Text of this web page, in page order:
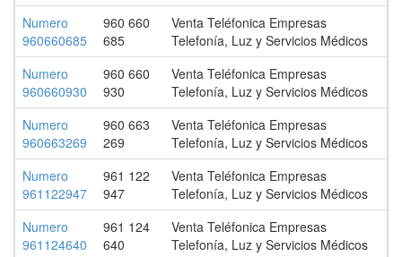
Numero
960660685
960 660
685
Venta Teléfonica Empresas
Telefonía, Luz y Servicios Médicos
Numero
960660930
960 660
930
Venta Teléfonica Empresas
Telefonía, Luz y Servicios Médicos
Numero
960663269
960 663
269
Venta Teléfonica Empresas
Telefonía, Luz y Servicios Médicos
Numero
961122947
961 122
947
Venta Teléfonica Empresas
Telefonía, Luz y Servicios Médicos
Numero
961124640
961 124
640
Venta Teléfonica Empresas
Telefonía, Luz y Servicios Médicos